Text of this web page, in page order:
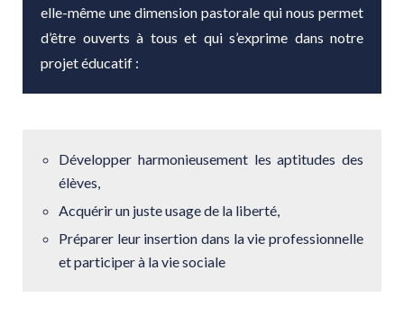
elle-même une dimension pastorale qui nous permet
d’être ouverts à tous et qui s’exprime dans notre
projet éducatif :
Développer harmonieusement les aptitudes des
élèves,
Acquérir un juste usage de la liberté,
Préparer leur insertion dans la vie professionnelle
et participer à la vie sociale